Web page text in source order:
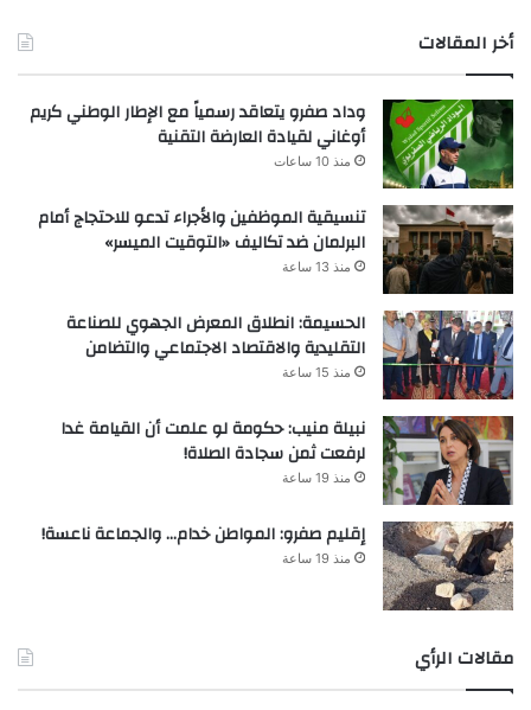
أخر المقالات
وداد صفرو يتعاقد رسمياً مع الإطار الوطني كريم
أوغاني لقيادة العارضة التقنية
منذ 10 ساعات
تنسيقية الموظفين والأجراء تدعو للاحتجاج أمام
البرلمان ضد تكاليف «التوقيت الميسر»
منذ 13 ساعة
الحسيمة: انطلاق المعرض الجهوي للصناعة
التقليدية والاقتصاد الاجتماعي والتضامن
منذ 15 ساعة
نبيلة منيب: حكومة لو علمت أن القيامة غدا
لرفعت ثمن سجادة الصلاة!
منذ 19 ساعة
إقليم صفرو: المواطن خدام… والجماعة ناعسة!
منذ 19 ساعة
مقالات الرأي